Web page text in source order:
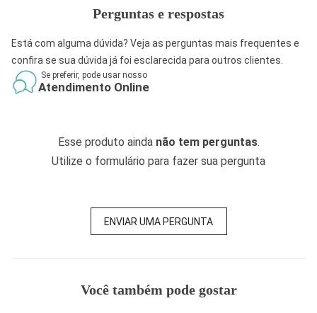
Perguntas e respostas
Está com alguma dúvida? Veja as perguntas mais frequentes e
confira se sua dúvida já foi esclarecida para outros clientes.
Se preferir, pode usar nosso
Atendimento Online
Esse produto ainda não tem perguntas.
Utilize o formulário para fazer sua pergunta
ENVIAR UMA PERGUNTA
Você também pode gostar